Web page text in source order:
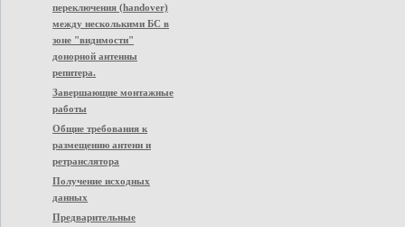
переключения (handover)
между несколькими БС в
зоне "видимости"
донорной антенны
репитера.
Завершающие монтажные
работы
Общие требования к
размещению антенн и
ретранслятора
Получение исходных
данных
Предварительные